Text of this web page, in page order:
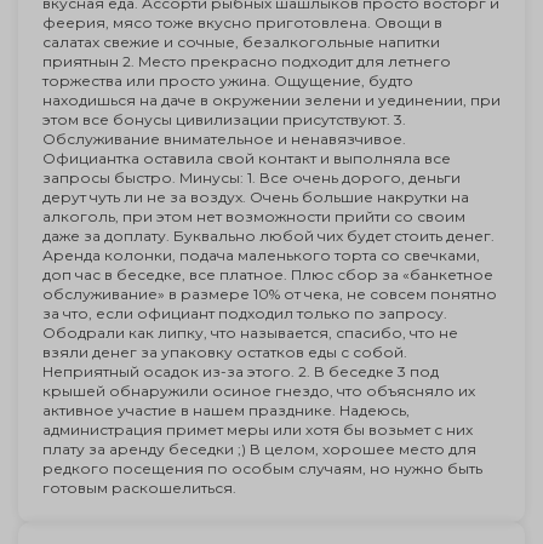
феерия, мясо тоже вкусно приготовлена. Овощи в
салатах свежие и сочные, безалкогольные напитки
приятнын 2. Место прекрасно подходит для летнего
торжества или просто ужина. Ощущение, будто
находишься на даче в окружении зелени и уединении, при
этом все бонусы цивилизации присутствуют. 3.
Обслуживание внимательное и ненавязчивое.
Официантка оставила свой контакт и выполняла все
запросы быстро. Минусы: 1. Все очень дорого, деньги
дерут чуть ли не за воздух. Очень большие накрутки на
алкоголь, при этом нет возможности прийти со своим
даже за доплату. Буквально любой чих будет стоить денег.
Аренда колонки, подача маленького торта со свечками,
доп час в беседке, все платное. Плюс сбор за «банкетное
обслуживание» в размере 10% от чека, не совсем понятно
за что, если официант подходил только по запросу.
Ободрали как липку, что называется, спасибо, что не
взяли денег за упаковку остатков еды с собой.
Неприятный осадок из-за этого. 2. В беседке 3 под
крышей обнаружили осиное гнездо, что объясняло их
активное участие в нашем празднике. Надеюсь,
администрация примет меры или хотя бы возьмет с них
плату за аренду беседки ;) В целом, хорошее место для
редкого посещения по особым случаям, но нужно быть
готовым раскошелиться.